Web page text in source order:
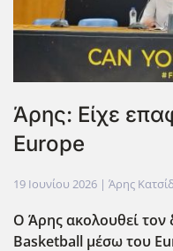
Άρης: Είχε
Europe
19 Ιουνίου 2026 | Άρης
Ο Άρης ακολουθεί τον
Basketball μέσω του